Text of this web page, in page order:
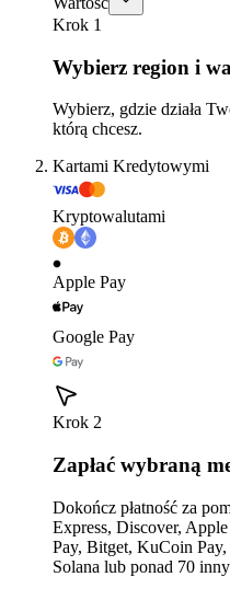
Krok 1
Wybierz region i
Wybierz, gdzie działa
którą chcesz.
Kartami Kredytowymi
Kryptowalutami
Apple Pay
Google Pay
Krok 2
Zapłać wybraną
Dokończ płatność za
Express, Discover,
Pay, Bitget, KuCoin
Solana lub ponad 70